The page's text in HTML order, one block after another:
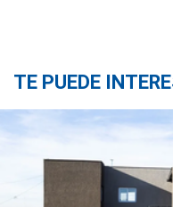
TE PUEDE